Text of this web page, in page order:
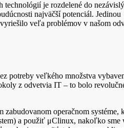
technológií je rozdelené do
najväčší potenciál. Jedinou
veľa problémov v našom
potreby veľkého množstva
z odvetvia IT – to bolo
operačnom systéme,
a použiť μClinux, nakoľko sme